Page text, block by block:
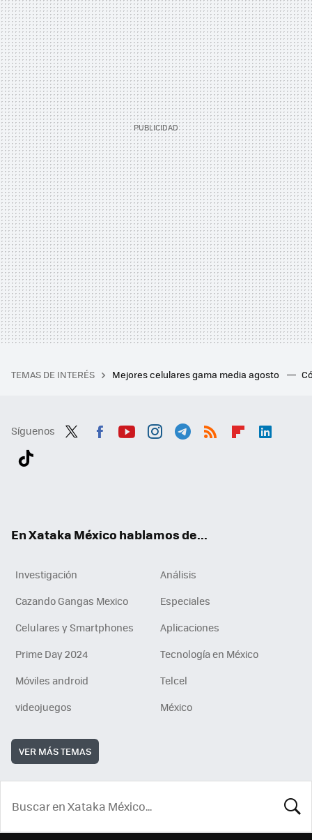
TEMAS DE INTERÉS Mejores celulares gama media agosto
Síguenos
En Xataka México hablamos de...
Investigación
Análisis
Cazando Gangas Mexico
Especiales
Celulares y Smartphones
Aplicaciones
Prime Day 2024
Tecnología en México
Móviles android
Telcel
videojuegos
México
VER MÁS TEMAS